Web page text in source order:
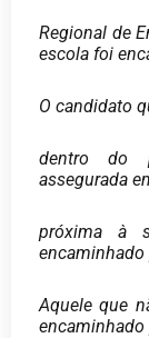
Regional de
escola foi
O candidato
dentro do
assegurada
próxima à
encaminhado
Aquele que
encaminhado